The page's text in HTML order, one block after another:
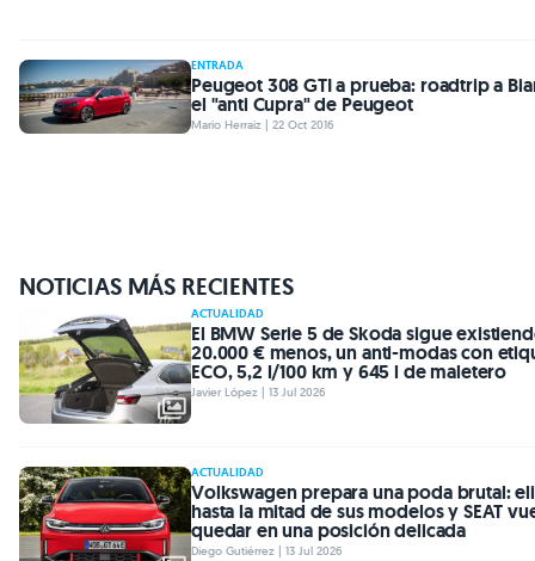
ENTRADA
Peugeot 308 GTI a prueba: roadtrip a
el "anti Cupra" de Peugeot
Mario Herraiz | 22 Oct 2016
NOTICIAS MÁS RECIENTES
ACTUALIDAD
El BMW Serie 5 de Skoda sigue
20.000 € menos, un anti-modas con
ECO, 5,2 l/100 km y 645 l de maletero
Javier López | 13 Jul 2026
ACTUALIDAD
Volkswagen prepara una poda brutal:
hasta la mitad de sus modelos y SEAT
quedar en una posición delicada
Diego Gutiérrez | 13 Jul 2026